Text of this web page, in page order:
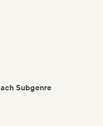
Subgenre